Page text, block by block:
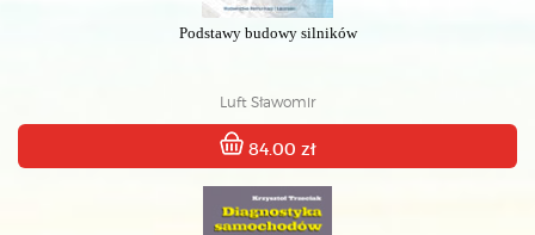
Podstawy budowy silników
Luft Sławomir
84.00 zł